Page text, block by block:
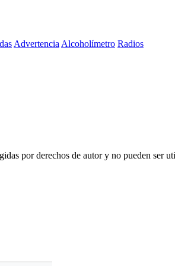
Advertencia Alcoholímetro Radios
por derechos de autor y no pueden ser